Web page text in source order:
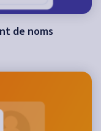
de noms